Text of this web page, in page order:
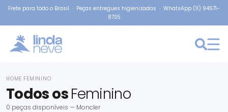
Frete para todo o Brasil · Peças entregues higienizadas · WhatsApp (11) 94571-
8735
HOME FEMININO
Todos osFeminino
0 peças disponíveis — Moncler